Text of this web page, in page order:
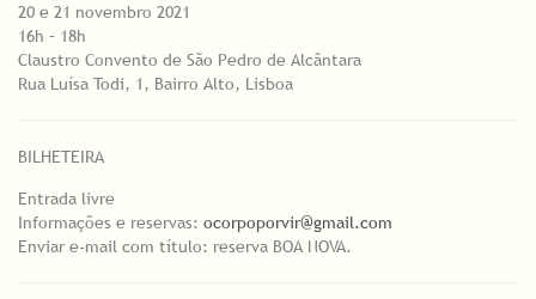
20 e 21 novembro 2021
16h – 18h
Claustro Convento de São Pedro de Alcântara
Rua Luísa Todi, 1, Bairro Alto, Lisboa
BILHETEIRA
Entrada livre
Informações e reservas: ocorpoporvir@gmail.com
Enviar e-mail com título: reserva BOA NOVA.